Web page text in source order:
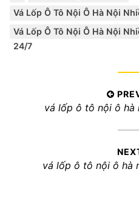
Vá Lốp Ô Tô Nội Ô Hà Nội
Vá Lốp Ô Tô Nội Ô Hà Nội
24/7
hướngPrevious
vá lốp ô tô nội ô
Next
vá lốp ô tô nội ô hà